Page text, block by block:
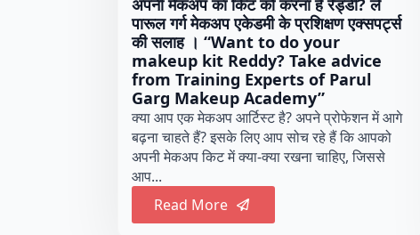
अपनी मेकअप का किट को करना है रेड्डी? लें
पारूल गर्ग मेकअप एकेडमी के प्रशिक्षण एक्सपर्ट्स
की सलाह । “Want to do your
makeup kit Reddy? Take advice
from Training Experts of Parul
Garg Makeup Academy”
क्या आप एक मेकअप आर्टिस्ट है? अपने प्रोफेशन में आगे
बढ़ना चाहते हैं? इसके लिए आप सोच रहे हैं कि आपको
अपनी मेकअप किट में क्या-क्या रखना चाहिए, जिससे
आप...
Read More